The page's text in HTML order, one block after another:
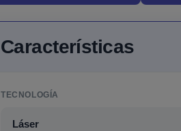
Características
TECNOLOGÍA
Láser